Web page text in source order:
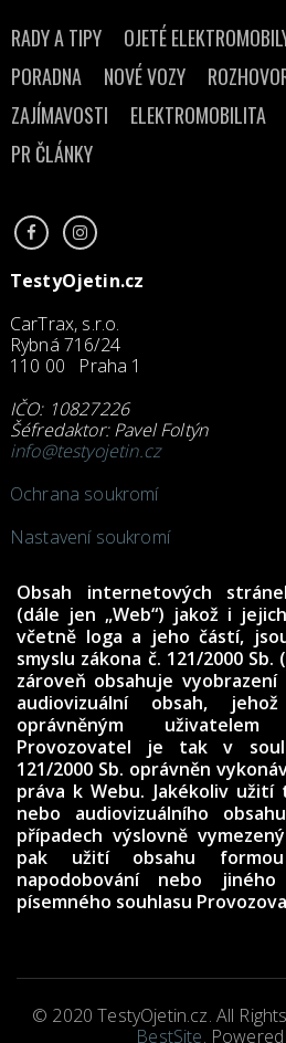
RADY A TIPY OJETÉ
PORADNA
NOVÉ VOZY
ZAJÍMAVOSTI
ELEKTROMOBILITA
PR ČLÁNKY
TestyOjetin.cz
CarTrax, s.r.o.
Rybná 716/24
110 00 Praha 1
IČO: 10827226
Šéfredaktor: Pavel Foltýn
info@testyojetin.cz
Ochrana soukromí
Nastavení soukromí
Obsah internetových
(dále jen „Web“) jakož i
včetně loga a jeho částí,
smyslu zákona č. 121/2000
zároveň obsahuje vyobrazení
audiovizuální obsah,
oprávněným
Provozovatel je tak v
121/2000 Sb. oprávněn
práva k Webu. Jakékoliv
nebo audiovizuálního
případech výslovně
pak užití obsahu
napodobování nebo
písemného souhlasu
© 2020 TestyOjetin.cz. All
BestSite.